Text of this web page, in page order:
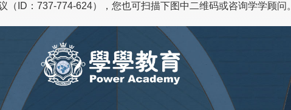
（ID：737-774-624），您也可扫描下图中二维码或咨询学学顾问。